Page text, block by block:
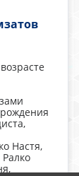
Настя,